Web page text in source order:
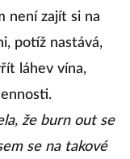
není zajít si na
potíž nastává,
láhev vína,
že burn out se
se na takové